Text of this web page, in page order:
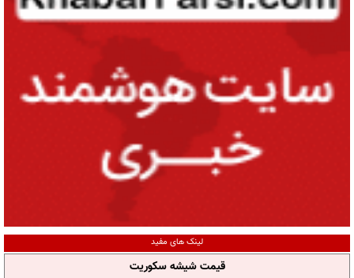
لینک های مفید
قیمت شیشه سکوریت